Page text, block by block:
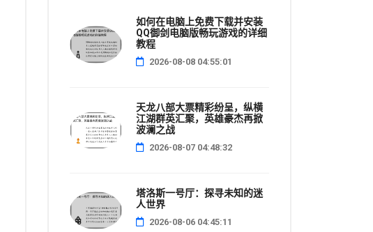
如何在电脑上免费下载并安装
QQ御剑电脑版畅玩游戏的详细
教程
2026-08-08 04:55:01
天龙八部大票精彩纷呈，纵横
江湖群英汇聚，英雄豪杰再掀
波澜之战
2026-08-07 04:48:32
塔洛斯一号厅：探寻未知的迷
人世界
2026-08-06 04:45:11